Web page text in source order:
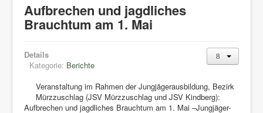
Aufbrechen und jagdliches
Brauchtum am 1. Mai
Details
Kategorie: Berichte
Veranstaltung im Rahmen der Jungjägerausbildung, Bezirk
Mürzzuschlag (JSV Mürzzuschlag und JSV Kindberg):
Aufbrechen und jagdliches Brauchtum am 1. Mai –Jungjäger-